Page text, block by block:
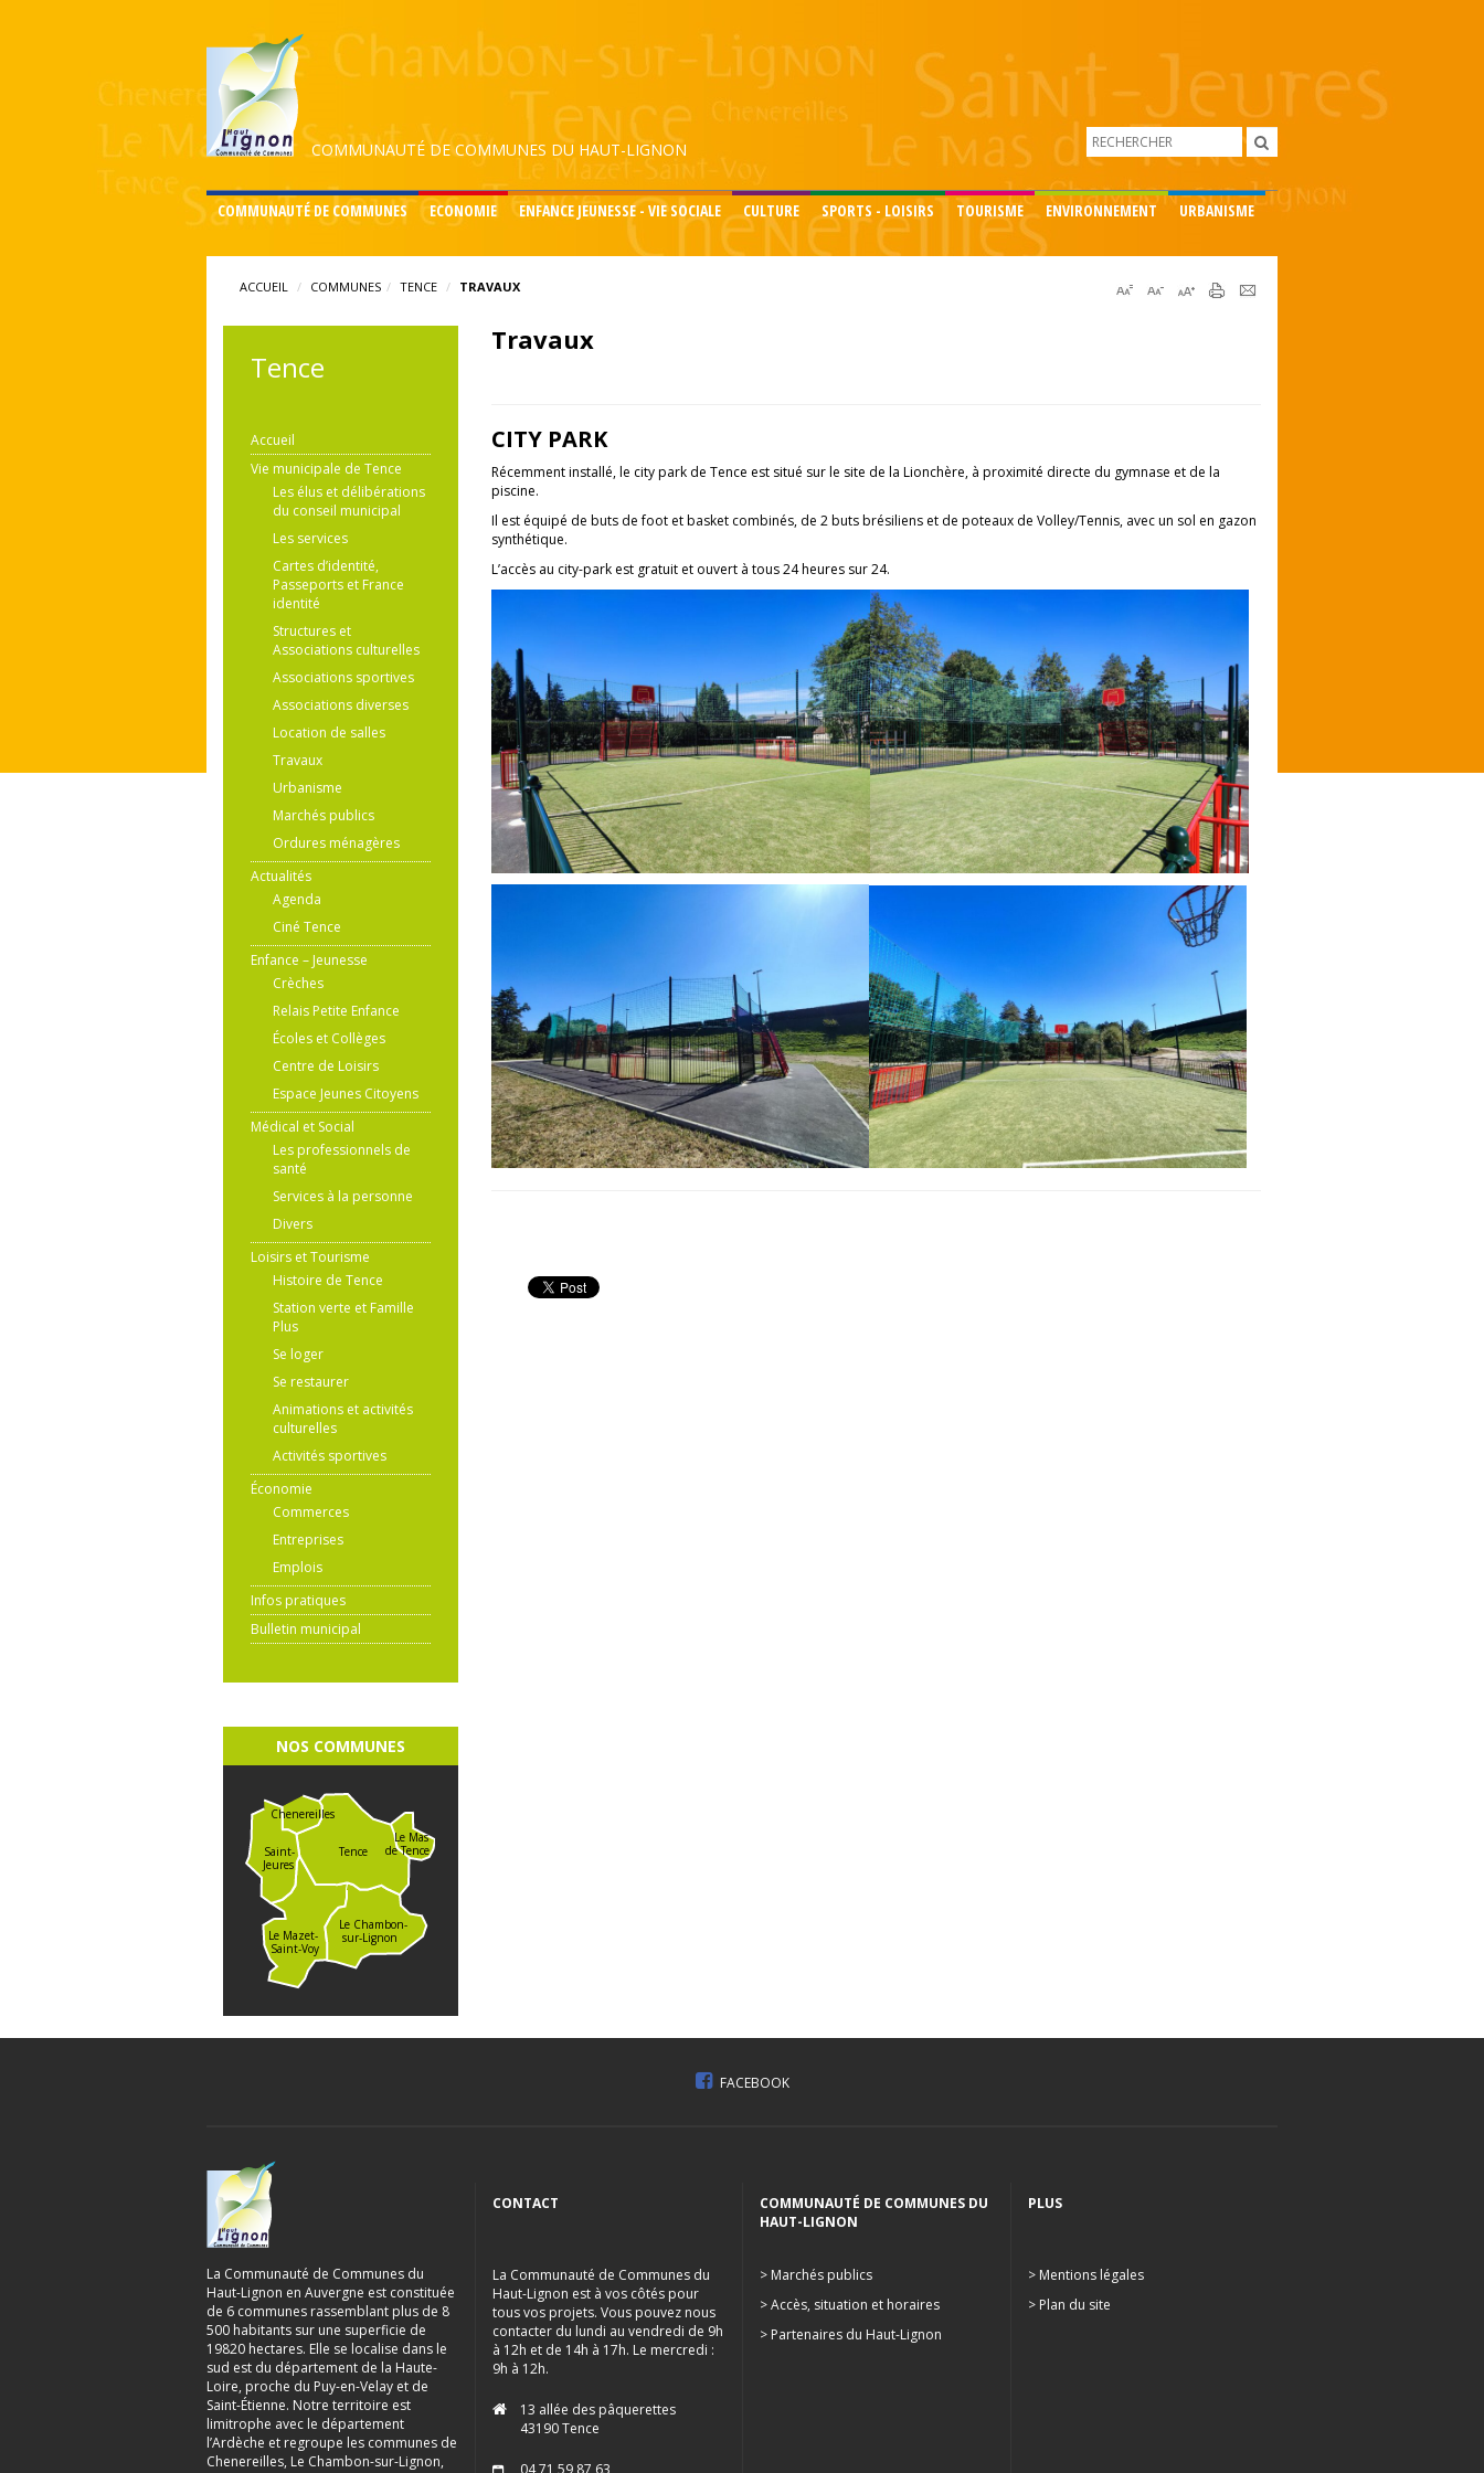
COMMUNAUTÉ DE COMMUNES DU HAUT-LIGNON
COMMUNAUTÉ DE COMMUNES ECONOMIE ENFANCE JEUNESSE - VIE SOCIALE CULTURE SPORTS - LOISIRS TOURISME ENVIRONNEMENT URBANISME
ACCUEIL COMMUNES TENCE TRAVAUX
Tence
Accueil
Vie municipale de Tence
Les élus et délibérations
du conseil municipal
Les services
Cartes d’identité,
Passeports et France
identité
Structures et
Associations culturelles
Associations sportives
Associations diverses
Location de salles
Travaux
Urbanisme
Marchés publics
Ordures ménagères
Actualités
Agenda
Ciné Tence
Enfance – Jeunesse
Crèches
Relais Petite Enfance
Écoles et Collèges
Centre de Loisirs
Espace Jeunes Citoyens
Médical et Social
Les professionnels de
santé
Services à la personne
Divers
Loisirs et Tourisme
Histoire de Tence
Station verte et Famille
Plus
Se loger
Se restaurer
Animations et activités
culturelles
Activités sportives
Économie
Commerces
Entreprises
Emplois
Infos pratiques
Bulletin municipal
NOS COMMUNES
Le Chambon-
sur-Lignon
Le Mazet-
Saint-Voy
Tence
Chenereilles
Saint-
Jeures
Le Mas
de Tence
Travaux
CITY PARK
Récemment installé, le city park de Tence est situé sur le site de la Lionchère, à proximité directe du gymnase et de la
piscine.
Il est équipé de buts de foot et basket combinés, de 2 buts brésiliens et de poteaux de Volley/Tennis, avec un sol en gazon
synthétique.
L’accès au city-park est gratuit et ouvert à tous 24 heures sur 24.
FACEBOOK
La Communauté de Communes du
Haut-Lignon en Auvergne est constituée
de 6 communes rassemblant plus de 8
500 habitants sur une superficie de
19820 hectares. Elle se localise dans le
sud est du département de la Haute-
Loire, proche du Puy-en-Velay et de
Saint-Étienne. Notre territoire est
limitrophe avec le département
l’Ardèche et regroupe les communes de
Chenereilles, Le Chambon-sur-Lignon,
CONTACT
La Communauté de Communes du
Haut-Lignon est à vos côtés pour
tous vos projets. Vous pouvez nous
contacter du lundi au vendredi de 9h
à 12h et de 14h à 17h. Le mercredi :
9h à 12h.
13 allée des pâquerettes
43190 Tence
04 71 59 87 63
COMMUNAUTÉ DE COMMUNES DU
HAUT-LIGNON
> Marchés publics
> Accès, situation et horaires
> Partenaires du Haut-Lignon
PLUS
> Mentions légales
> Plan du site